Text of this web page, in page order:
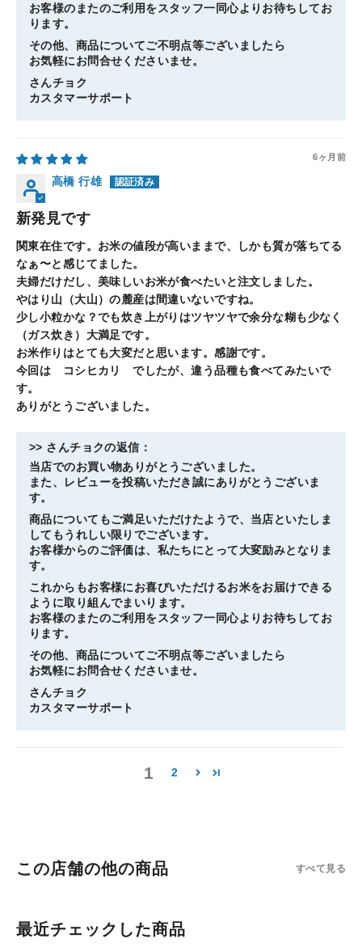
お客様のまたのご利用をスタッフ一同心よりお待ちしてお
ります。
その他、商品についてご不明点等ございましたら
お気軽にお問合せくださいませ。
さんチョク
カスタマーサポート
6ヶ月前
高橋 行雄
新発見です
関東在住です。お米の値段が高いままで、しかも質が落ちてる
なぁ〜と感じてました。
夫婦だけだし、美味しいお米が食べたいと注文しました。
やはり山（大山）の麓産は間違いないですね。
少し小粒かな？でも炊き上がりはツヤツヤで余分な糊も少なく
（ガス炊き）大満足です。
お米作りはとても大変だと思います。感謝です。
今回は コシヒカリ でしたが、違う品種も食べてみたいで
す。
ありがとうございました。
>> さんチョクの返信：
当店でのお買い物ありがとうございました。
また、レビューを投稿いただき誠にありがとうございま
す。
商品についてもご満足いただけたようで、当店といたしま
してもうれしい限りでございます。
お客様からのご評価は、私たちにとって大変励みとなりま
す。
これからもお客様にお喜びいただけるお米をお届けできる
ように取り組んでまいります。
お客様のまたのご利用をスタッフ一同心よりお待ちしてお
ります。
その他、商品についてご不明点等ございましたら
お気軽にお問合せくださいませ。
さんチョク
カスタマーサポート
1 2
この店舗の他の商品 すべて見る
最近チェックした商品